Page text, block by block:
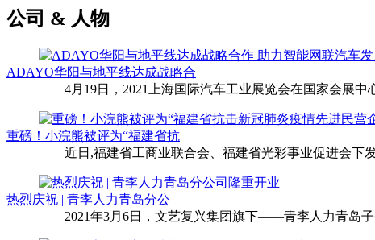
公司 & 人物
ADAYO华阳与地平线达成战略合
4月19日，2021上海国际汽车工业展览会在国家会展中
重磅！小浣熊被评为“福建省抗
近日,福建省工商业联合会、福建省光彩事业促进会下
热烈庆祝 | 青李人力青岛分公
2021年3月6日，文艺复兴集团旗下——青李人力青岛子